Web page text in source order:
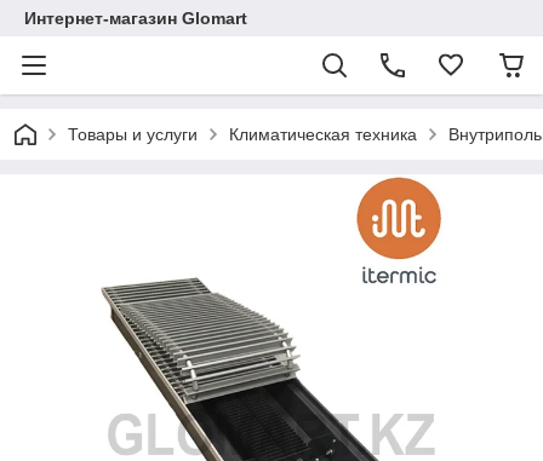
Интернет-магазин Glomart
Товары и услуги Климатическая техника